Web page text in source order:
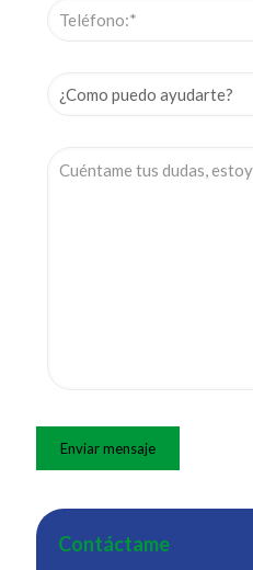
Contáctame